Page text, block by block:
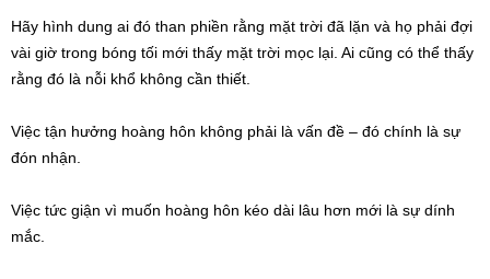
Hãy hình dung ai đó than phiền rằng mặt trời đã lặn và họ phải đợi
vài giờ trong bóng tối mới thấy mặt trời mọc lại. Ai cũng có thể thấy
rằng đó là nỗi khổ không cần thiết.
Việc tận hưởng hoàng hôn không phải là vấn đề – đó chính là sự
đón nhận.
Việc tức giận vì muốn hoàng hôn kéo dài lâu hơn mới là sự dính
mắc.